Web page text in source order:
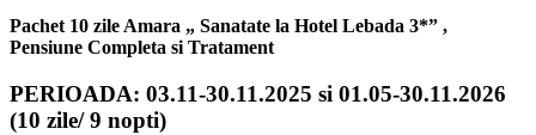
Pachet 10 zile Amara „ Sanatate la Hotel Lebada 3*” ,
Pensiune Completa si Tratament
PERIOADA: 03.11-30.11.2025 si 01.05-30.11.2026
(10 zile/ 9 nopti)